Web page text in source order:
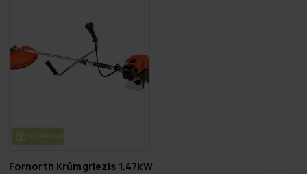
BEZ­MAK­SAS PIE­GĀ­DE
Fornorth Krūmgriezis 1.47kW